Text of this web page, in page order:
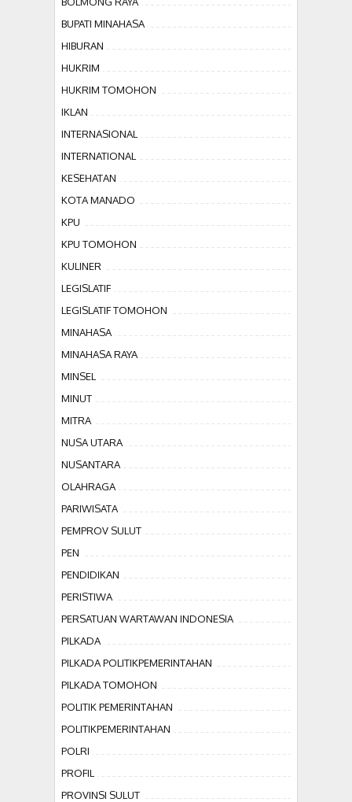
BUPATI MINAHASA
HIBURAN
HUKRIM
HUKRIM TOMOHON
IKLAN
INTERNASIONAL
INTERNATIONAL
KESEHATAN
KOTA MANADO
KPU
KPU TOMOHON
KULINER
LEGISLATIF
LEGISLATIF TOMOHON
MINAHASA
MINAHASA RAYA
MINSEL
MINUT
MITRA
NUSA UTARA
NUSANTARA
OLAHRAGA
PARIWISATA
PEMPROV SULUT
PEN
PENDIDIKAN
PERISTIWA
PERSATUAN WARTAWAN INDONESIA
PILKADA
PILKADA POLITIKPEMERINTAHAN
PILKADA TOMOHON
POLITIK PEMERINTAHAN
POLITIKPEMERINTAHAN
POLRI
PROFIL
PROVINSI SULUT